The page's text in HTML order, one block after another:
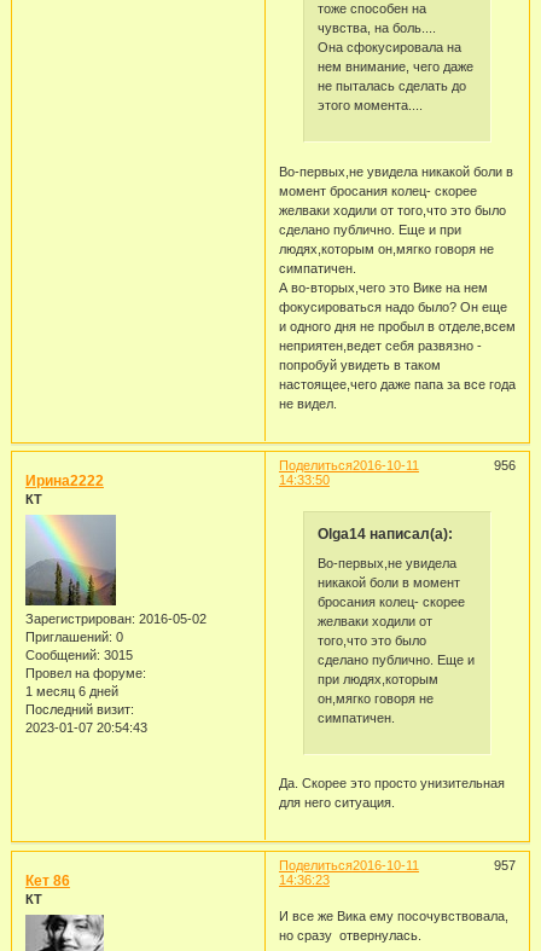
тоже способен на
чувства, на боль....
Она сфокусировала на
нем внимание, чего даже
не пыталась сделать до
этого момента....
Во-первых,не увидела никакой боли в
момент бросания колец- скорее
желваки ходили от того,что это было
сделано публично. Еще и при
людях,которым он,мягко говоря не
симпатичен.
А во-вторых,чего это Вике на нем
фокусироваться надо было? Он еще
и одного дня не пробыл в отделе,всем
неприятен,ведет себя развязно -
попробуй увидеть в таком
настоящее,чего даже папа за все года
не видел.
Поделиться 956
2016-10-11
14:33:50
Ирина2222
КТ
Зарегистрирован: 2016-05-02
Приглашений: 0
Сообщений: 3015
Провел на форуме:
1 месяц 6 дней
Последний визит:
2023-01-07 20:54:43
Olga14 написал(а):
Во-первых,не увидела
никакой боли в момент
бросания колец- скорее
желваки ходили от
того,что это было
сделано публично. Еще и
при людях,которым
он,мягко говоря не
симпатичен.
Да. Скорее это просто унизительная
для него ситуация.
Поделиться 957
2016-10-11
14:36:23
Кет 86
КТ
И все же Вика ему посочувствовала,
но сразу отвернулась.